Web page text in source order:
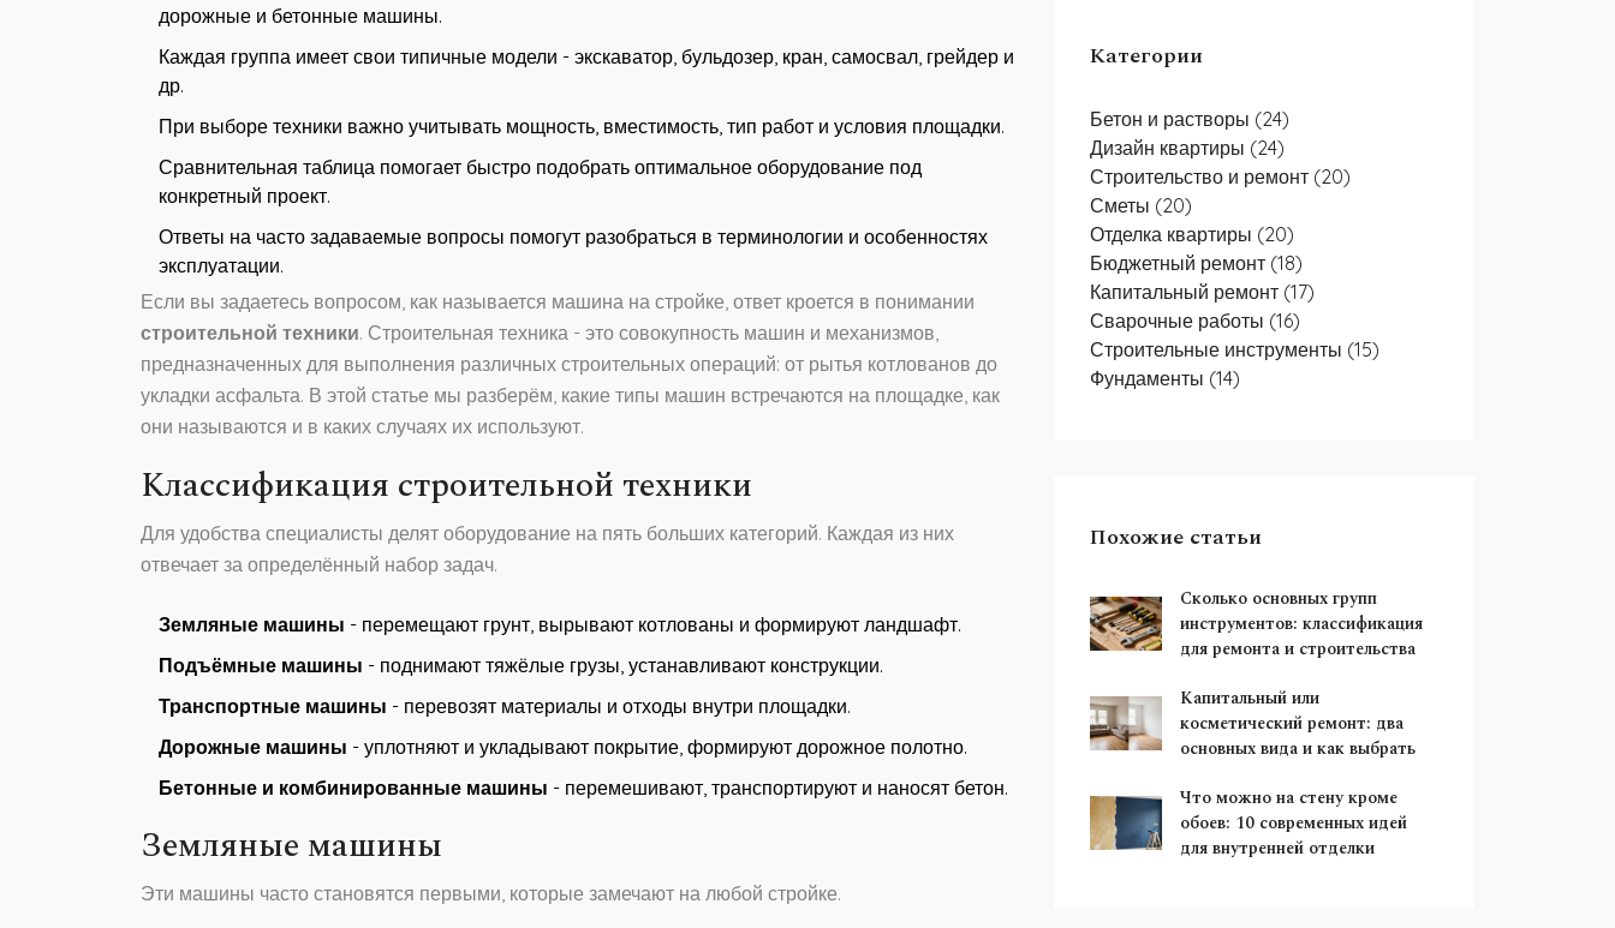
дорожные и бетонные машины.
Каждая группа имеет свои типичные модели - экскаватор, бульдозер, кран, самосвал, грейдер и
др.
При выборе техники важно учитывать мощность, вместимость, тип работ и условия площадки.
Сравнительная таблица помогает быстро подобрать оптимальное оборудование под
конкретный проект.
Ответы на часто задаваемые вопросы помогут разобраться в терминологии и особенностях
эксплуатации.
Если вы задаетесь вопросом, как называется машина на стройке, ответ кроется в понимании
строительной техники. Строительная техника - это совокупность машин и механизмов,
предназначенных для выполнения различных строительных операций: от рытья котлованов до
укладки асфальта. В этой статье мы разберём, какие типы машин встречаются на площадке, как
они называются и в каких случаях их используют.
Классификация строительной техники
Для удобства специалисты делят оборудование на пять больших категорий. Каждая из них
отвечает за определённый набор задач.
Земляные машины - перемещают грунт, вырывают котлованы и формируют ландшафт.
Подъёмные машины - поднимают тяжёлые грузы, устанавливают конструкции.
Транспортные машины - перевозят материалы и отходы внутри площадки.
Дорожные машины - уплотняют и укладывают покрытие, формируют дорожное полотно.
Бетонные и комбинированные машины - перемешивают, транспортируют и наносят бетон.
Земляные машины
Эти машины часто становятся первыми, которые замечают на любой стройке.
Категории
Бетон и растворы (24)
Дизайн квартиры (24)
Строительство и ремонт (20)
Сметы (20)
Отделка квартиры (20)
Бюджетный ремонт (18)
Капитальный ремонт (17)
Сварочные работы (16)
Строительные инструменты (15)
Фундаменты (14)
Похожие статьи
Сколько основных групп
инструментов: классификация
для ремонта и строительства
Капитальный или
косметический ремонт: два
основных вида и как выбрать
Что можно на стену кроме
обоев: 10 современных идей
для внутренней отделки